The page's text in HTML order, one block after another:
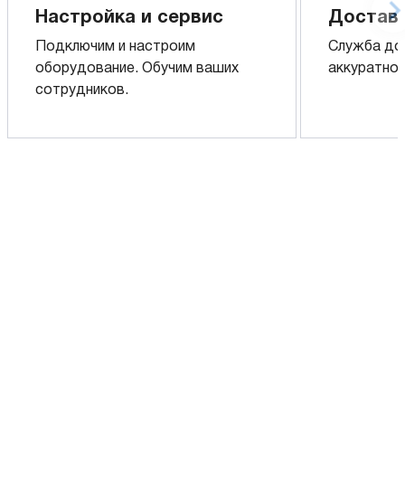
Настройка и сервис
Подключим и настроим
оборудование. Обучим ваших
сотрудников.
Служба
аккуратно